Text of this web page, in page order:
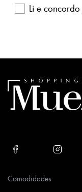
Li e
leave
field
empty.
Comodidades